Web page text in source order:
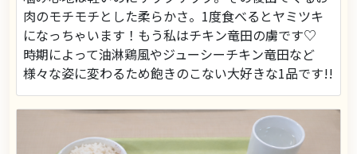
肉のモチモチとした柔らかさ。1度食べるとヤミツキ
になっちゃいます！もう私はチキン竜田の虜です♡
時期によって油淋鶏風やジューシーチキン竜田など
様々な姿に変わるため飽きのこない大好きな1品です!!